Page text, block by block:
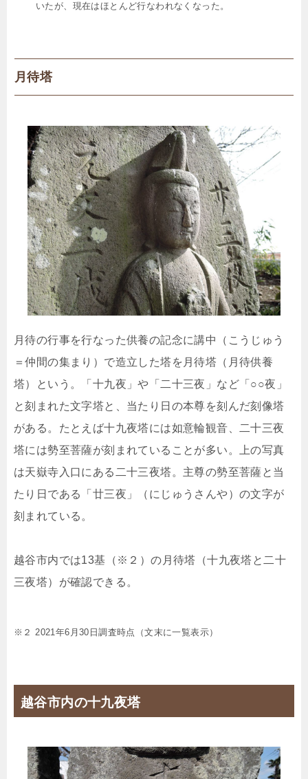
いたが、現在はほとんど行なわれなくなった。
月待塔
月待の行事を行なった供養の記念に講中（こうじゅう
＝仲間の集まり）で造立した塔を月待塔（月待供養
塔）という。「十九夜」や「二十三夜」など「○○夜」
と刻まれた文字塔と、当たり日の本尊を刻んだ刻像塔
がある。たとえば十九夜塔には如意輪観音、二十三夜
塔には勢至菩薩が刻まれていることが多い。上の写真
は天嶽寺入口にある二十三夜塔。主尊の勢至菩薩と当
たり日である「廿三夜」（にじゅうさんや）の文字が
刻まれている。
越谷市内では13基（※２）の月待塔（十九夜塔と二十
三夜塔）が確認できる。
※２ 2021年6月30日調査時点（文末に一覧表示）
越谷市内の十九夜塔